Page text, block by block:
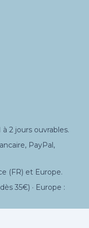
à 2 jours ouvrables.
PayPal,
(FR) et Europe.
35€) · Europe :